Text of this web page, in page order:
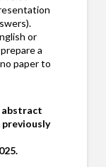
or
a
paper to
abstract